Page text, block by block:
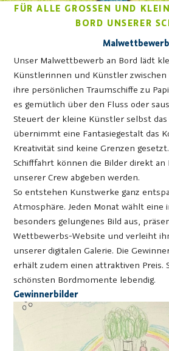
FÜR ALLE GROSSEN UND
ORD UNSERER
Malwettbewerb
Unser Malwettbewerb an Bord lädt
Künstlerinnen und Künstler zwischen
ihre persönlichen Traumschiffe zu
es gemütlich über den Fluss oder
Steuert der kleine Künstler selbst das
übernimmt eine Fantasiegestalt das
Kreativität sind keine Grenzen
Schifffahrt können die Bilder direkt
unserer Crew abgeben werden.
So entstehen Kunstwerke ganz
Atmosphäre. Jeden Monat wählt eine
besonders gelungenes Bild aus,
Wettbewerbs-Website und verleiht
unserer digitalen Galerie. Die
erhält zudem einen attraktiven Preis.
schönsten Bordmomente lebendig.
Gewinnerbilder